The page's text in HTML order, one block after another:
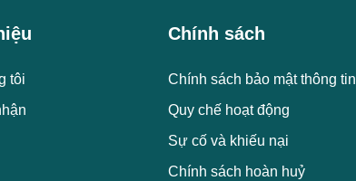
tôi
Chính sách
Chính sách bảo mật thông tin
Quy chế hoạt động
Sự cố và khiếu nại
Chính sách hoàn huỷ